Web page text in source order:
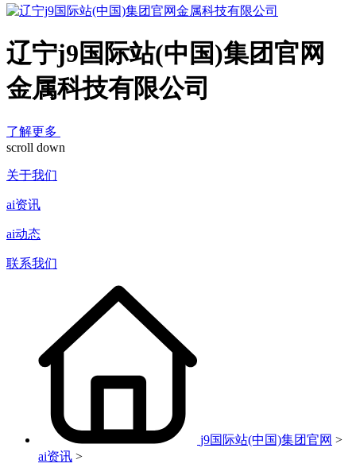
辽宁j9国际站(中国)集团官网
金属科技有限公司
了解更多
scroll down
关于我们
ai资讯
ai动态
联系我们
j9国际站(中国)集团官网 >
ai资讯 >